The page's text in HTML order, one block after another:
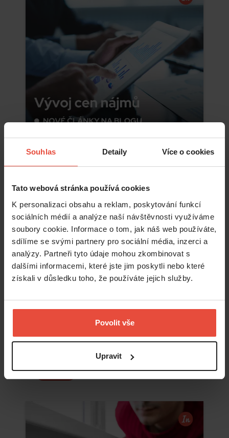
Souhlas Detaily Více o cookies
Tato webová stránka používá cookies
K personalizaci obsahu a reklam, poskytování funkcí
sociálních médií a analýze naší návštěvnosti využíváme
soubory cookie. Informace o tom, jak náš web používáte,
sdílíme se svými partnery pro sociální média, inzerci a
analýzy. Partneři tyto údaje mohou zkombinovat s
dalšími informacemi, které jste jim poskytli nebo které
získali v důsledku toho, že používáte jejich služby.
Povolit vše
Upravit